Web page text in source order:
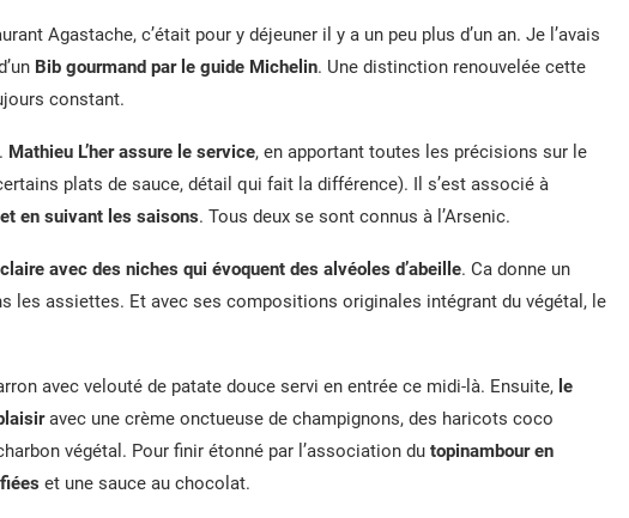
Agastache, c’était pour y déjeuner il y a un peu plus d’un an. Je l’avais
Bib gourmand par le guide Michelin. Une distinction renouvelée cette
constant.
Mathieu L’her assure le service, en apportant toutes les précisions sur le
plats de sauce, détail qui fait la différence). Il s’est associé à
en suivant les saisons. Tous deux se sont connus à l’Arsenic.
avec des niches qui évoquent des alvéoles d’abeille. Ca donne un
les assiettes. Et avec ses compositions originales intégrant du végétal, le
avec velouté de patate douce servi en entrée ce midi-là. Ensuite, le
avec une crème onctueuse de champignons, des haricots coco
végétal. Pour finir étonné par l’association du topinambour en
et une sauce au chocolat.